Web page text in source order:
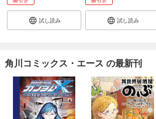
試し読み 試し読み
角川コミックス・エース の最新刊